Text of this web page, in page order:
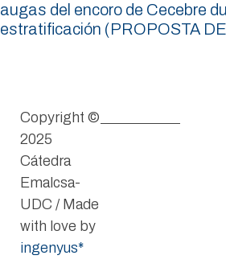
augas del encoro de Cecebre
estratificación (PROPOSTA
Copyright ©
2025
Cátedra
Emalcsa-
UDC / Made
with love by
ingenyus*